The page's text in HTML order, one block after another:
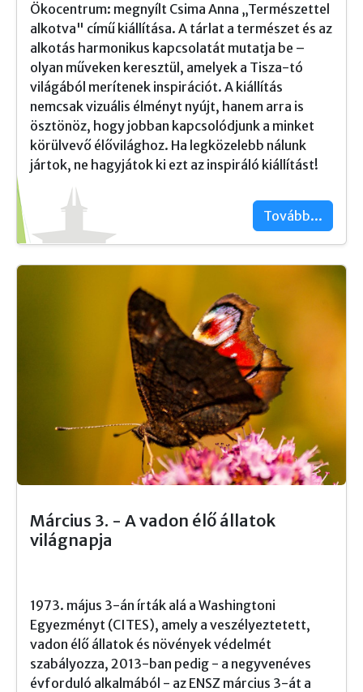
Ökocentrum: megnyílt Csima Anna „Természettel
alkotva" című kiállítása. A tárlat a természet és az
alkotás harmonikus kapcsolatát mutatja be –
olyan műveken keresztül, amelyek a Tisza-tó
világából merítenek inspirációt. A kiállítás
nemcsak vizuális élményt nyújt, hanem arra is
ösztönöz, hogy jobban kapcsolódjunk a minket
körülvevő élővilághoz. Ha legközelebb nálunk
jártok, ne hagyjátok ki ezt az inspiráló kiállítást!
Tovább...
Március 3. - A vadon élő állatok
világnapja
1973. május 3-án írták alá a Washingtoni
Egyezményt (CITES), amely a veszélyeztetett,
vadon élő állatok és növények védelmét
szabályozza, 2013-ban pedig - a negyvenéves
évforduló alkalmából - az ENSZ március 3-át a